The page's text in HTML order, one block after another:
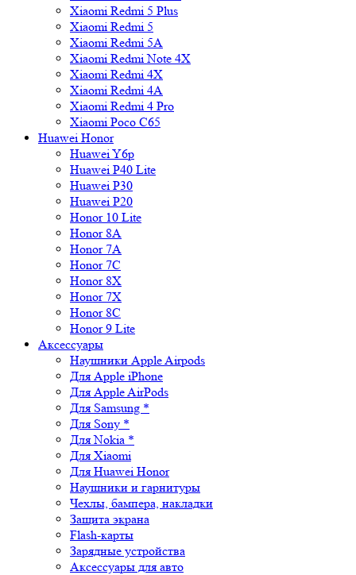
Xiaomi Redmi 5 Plus
Xiaomi Redmi 5
Xiaomi Redmi 5A
Xiaomi Redmi Note 4X
Xiaomi Redmi 4X
Xiaomi Redmi 4A
Xiaomi Redmi 4 Pro
Xiaomi Poco C65
Huawei Honor
Huawei Y6p
Huawei P40 Lite
Huawei P30
Huawei P20
Honor 10 Lite
Honor 8A
Honor 7A
Honor 7C
Honor 8X
Honor 7X
Honor 8C
Honor 9 Lite
Аксессуары
Наушники Apple Airpods
Для Apple iPhone
Для Apple AirPods
Для Samsung *
Для Sony *
Для Nokia *
Для Xiaomi
Для Huawei Honor
Наушники и гарнитуры
Чехлы, бампера, накладки
Защита экрана
Flash-карты
Зарядные устройства
Аксессуары для авто